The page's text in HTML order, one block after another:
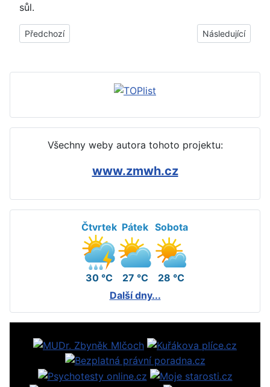
sůl.
Předchozí článek: Mastná skvrna, flek - jak, čím vyčistit,
Předchozí Další článek:
Následující
Všechny weby autora tohoto projektu:
www.zmwh.cz
Čtvrtek
30 °C
Pátek
27 °C
Sobota
28 °C
Další dny...